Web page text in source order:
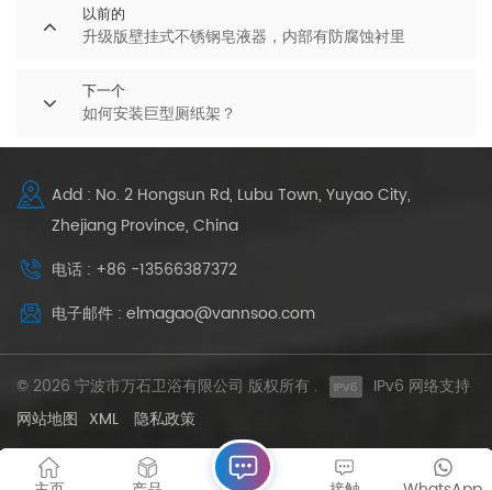
以前的
升级版壁挂式不锈钢皂液器，内部有防腐蚀衬里
下一个
如何安装巨型厕纸架？
Add : No. 2 Hongsun Rd, Lubu Town, Yuyao City,
Zhejiang Province, China
电话 : +86 -13566387372
电子邮件 : elmagao@vannsoo.com
© 2026 宁波市万石卫浴有限公司 版权所有 .
IPv6 网络支持
网站地图 XML 隐私政策